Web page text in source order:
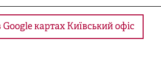
Google картах Київський офіс